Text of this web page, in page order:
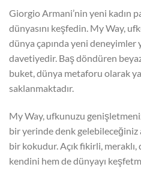
Giorgio Armani’nin yeni kadın
dünyasını keşfedin. My Way,
dünya çapında yeni deneyimler
davetiyedir. Baş döndüren
buket, dünya metaforu olarak
saklanmaktadır.
My Way, ufkunuzu
bir yerinde denk gelebileceğiniz
bir kokudur. Açık fikirli, meraklı,
kendini hem de dünyayı